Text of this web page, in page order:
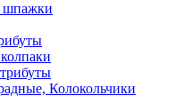
шпажки
Колокольчики